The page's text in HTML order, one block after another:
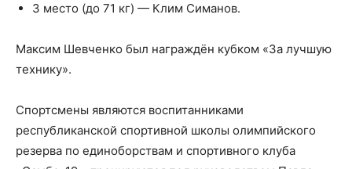
3 место (до 71 кг) — Клим Симанов.
Максим Шевченко был награждён кубком «За лучшую
технику».
Спортсмены являются воспитанниками
республиканской спортивной школы олимпийского
резерва по единоборствам и спортивного клуба